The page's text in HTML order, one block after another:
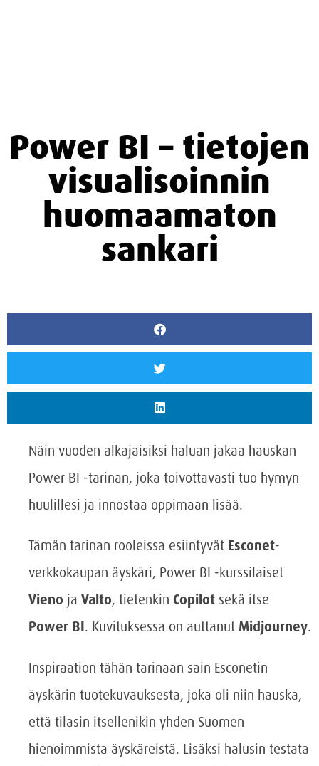
Power BI – tietojen
visualisoinnin
huomaamaton
sankari
Näin vuoden alkajaisiksi haluan jakaa hauskan
Power BI -tarinan, joka toivottavasti tuo hymyn
huulillesi ja innostaa oppimaan lisää.
Tämän tarinan rooleissa esiintyvät Esconet-
verkkokaupan äyskäri, Power BI -kurssilaiset
Vieno ja Valto, tietenkin Copilot sekä itse
Power BI. Kuvituksessa on auttanut Midjourney.
Inspiraation tähän tarinaan sain Esconetin
äyskärin tuotekuvauksesta, joka oli niin hauska,
että tilasin itsellenikin yhden Suomen
hienoimmista äyskäreistä. Lisäksi halusin testata